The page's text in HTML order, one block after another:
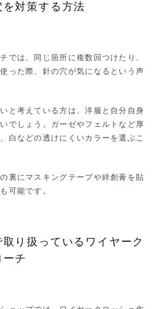
対策する方法
では、同じ箇所に複数回つけたり、
った際、針の穴が気になるという声
と考えている方は、洋服と自分自身
でしょう。ガーゼやフェルトなど厚
白などの透けにくいカラーを選ぶこ
裏にマスキングテープや絆創膏を貼
可能です。
り扱っているワイヤーク
チ